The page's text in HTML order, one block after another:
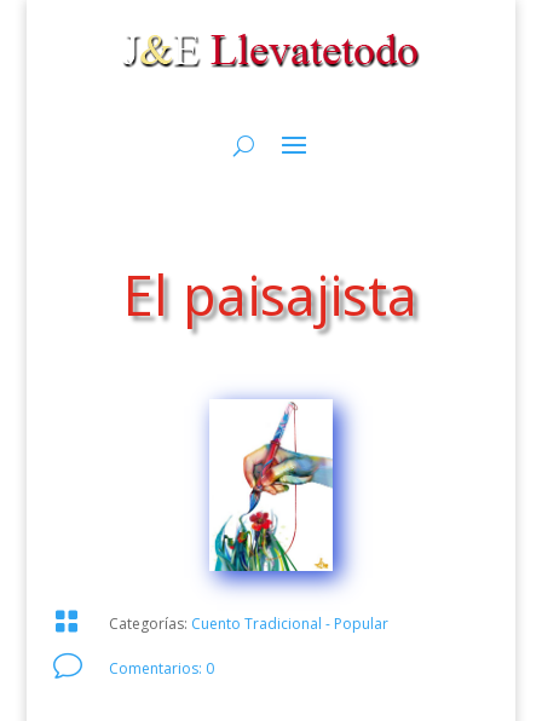
El paisajista
 Categorías: Cuento Tradicional - Popular
v Comentarios: 0